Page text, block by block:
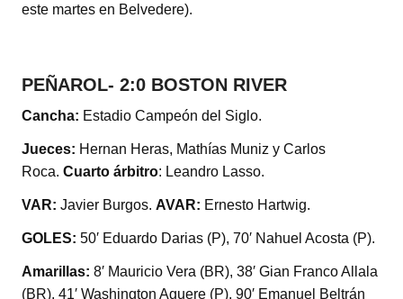
este martes en Belvedere).
PEÑAROL- 2:0 BOSTON RIVER
Cancha: Estadio Campeón del Siglo.
Jueces: Hernan Heras, Mathías Muniz y Carlos
Roca. Cuarto árbitro: Leandro Lasso.
VAR: Javier Burgos. AVAR: Ernesto Hartwig.
GOLES: 50′ Eduardo Darias (P), 70′ Nahuel Acosta (P).
Amarillas: 8′ Mauricio Vera (BR), 38′ Gian Franco Allala
(BR), 41′ Washington Aguere (P), 90′ Emanuel Beltrán